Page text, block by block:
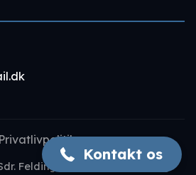
Privatlivpolitik
Felding Vognmandsforretning
Kontakt os